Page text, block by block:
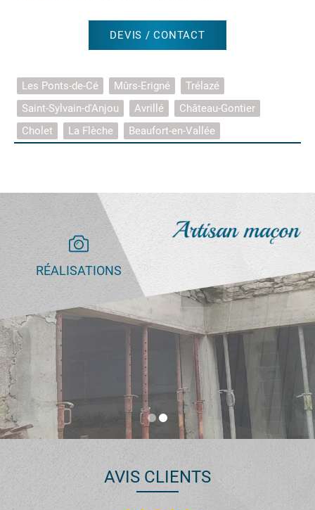
DEVIS / CONTACT
Les Ponts-de-Cé Mûrs-Erigné
Trélazé
Saint-Sylvain-d'Anjou
Avrillé
Château-Gontier
Cholet
La Flèche Beaufort-en-Vallée
RÉALISATIONS
AVIS CLIENTS